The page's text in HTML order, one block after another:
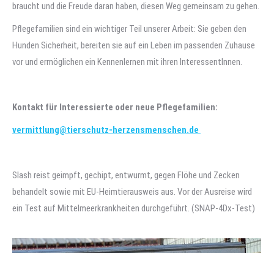
braucht und die Freude daran haben, diesen Weg gemeinsam zu gehen.
Pflegefamilien sind ein wichtiger Teil unserer Arbeit: Sie geben den
Hunden Sicherheit, bereiten sie auf ein Leben im passenden Zuhause
vor und ermöglichen ein Kennenlernen mit ihren InteressentInnen.
Kontakt für Interessierte oder neue Pflegefamilien:
vermittlung@tierschutz-herzensmenschen.de
Slash reist geimpft, gechipt, entwurmt, gegen Flöhe und Zecken
behandelt sowie mit EU-Heimtierausweis aus. Vor der Ausreise wird
ein Test auf Mittelmeerkrankheiten durchgeführt. (SNAP-4Dx-Test)